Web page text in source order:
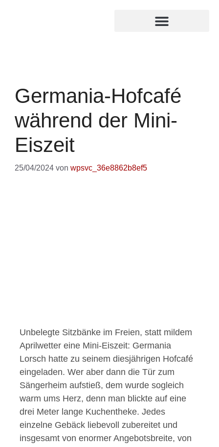
Germania-Hofcafé
während der Mini-
Eiszeit
25/04/2024 von wpsvc_36e8862b8ef5
Unbelegte Sitzbänke im Freien, statt mildem
Aprilwetter eine Mini-Eiszeit: Germania
Lorsch hatte zu seinem diesjährigen Hofcafé
eingeladen. Wer aber dann die Tür zum
Sängerheim aufstieß, dem wurde sogleich
warm ums Herz, denn man blickte auf eine
drei Meter lange Kuchentheke. Jedes
einzelne Gebäck liebevoll zubereitet und
insgesamt von enormer Angebotsbreite, von